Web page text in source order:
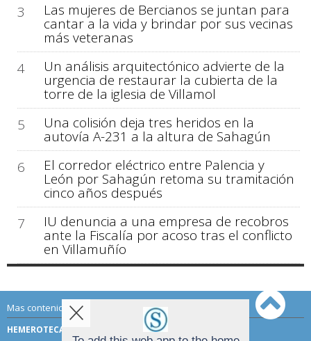
3
Las mujeres de Bercianos se juntan para
cantar a la vida y brindar por sus vecinas
más veteranas
4
Un análisis arquitectónico advierte de la
urgencia de restaurar la cubierta de la
torre de la iglesia de Villamol
5
Una colisión deja tres heridos en la
autovía A-231 a la altura de Sahagún
6
El corredor eléctrico entre Palencia y
León por Sahagún retoma su tramitación
cinco años después
7
IU denuncia a una empresa de recobros
ante la Fiscalía por acoso tras el conflicto
en Villamuñío
Mas contenido de Sahagún Digital:
HEMEROTECA
TÉRMINOS DE USO